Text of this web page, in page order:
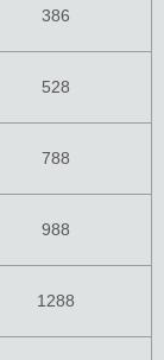
386
528
788
988
1288